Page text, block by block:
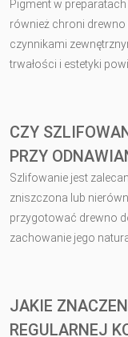
Pigment w
również chroni
czynnikami
trwałości i estetyki
CZY
PRZY
Szlifowanie jest
zniszczona lub
przygotować drewno
zachowanie jego
JAKIE
REGULARNEJ